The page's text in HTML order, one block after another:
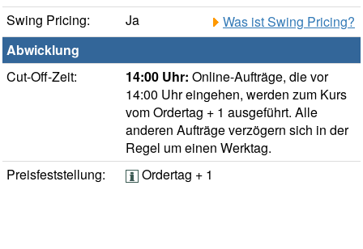
Swing Pricing:
Ja
Was ist Swing Pricing?
Abwicklung
Cut-Off-Zeit:
14:00 Uhr: Online-Aufträge, die vor
14:00 Uhr eingehen, werden zum Kurs
vom Ordertag + 1 ausgeführt. Alle
anderen Aufträge verzögern sich in der
Regel um einen Werktag.
Preisfeststellung:
Ordertag + 1